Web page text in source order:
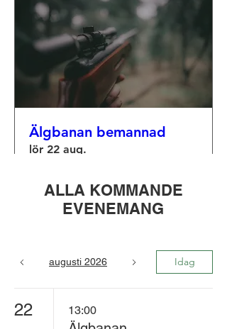
Älgbanan bemannad
lör 22 aug.
ALLA KOMMANDE
EVENEMANG
augusti 2026 Idag
22 13:00